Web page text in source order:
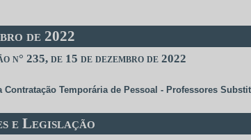
de 2022
235, de 15 de dezembro de 2022
Temporária de Pessoal - Professores
e Legislação